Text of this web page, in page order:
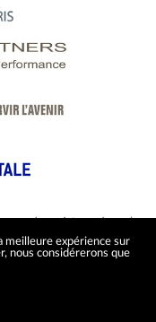
assurance sous le numéro
meilleure expérience sur
nous considérerons que